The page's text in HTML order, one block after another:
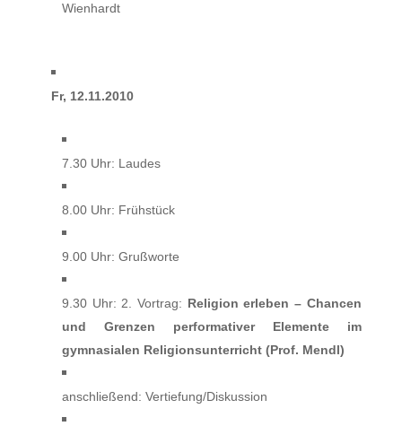
Wienhardt
Fr, 12.11.2010
7.30 Uhr: Laudes
8.00 Uhr: Frühstück
9.00 Uhr: Grußworte
9.30 Uhr: 2. Vortrag: Religion erleben – Chancen
und Grenzen performativer Elemente im
gymnasialen Religionsunterricht (Prof. Mendl)
anschließend: Vertiefung/Diskussion